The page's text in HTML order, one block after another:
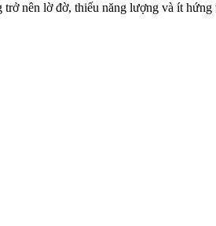
trở nên lờ đờ, thiếu năng lượng và ít